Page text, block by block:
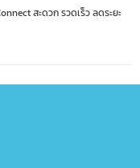
สะดวก รวดเร็ว ลดระยะ